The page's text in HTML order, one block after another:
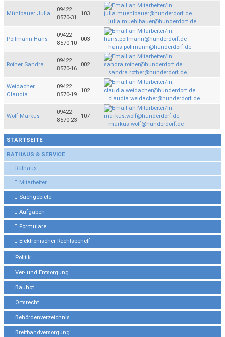
STARTSEITE
RATHAUS & SERVICE
Rathaus
Mitarbeiter
Sachgebiete
Aufgaben
Formulare
Elektronischer Rechtsbehelf
Politik
Ver- und Entsorgung
Bauhof
Ortsrecht
Behördenverzeichnis
Breitbandversorgung
Mühlbauer Julia
09422
8570-31
103
julia.muehlbauer@hunderdorf.de
Pollmann Hans
09422
8570-10
003
hans.pollmann@hunderdorf.de
Rother Sandra
09422
8570-16
002
sandra.rother@hunderdorf.de
Weidacher
Claudia
09422
8570-19
102
claudia.weidacher@hunderdorf.de
Wolf Markus
09422
8570-23
107
markus.wolf@hunderdorf.de